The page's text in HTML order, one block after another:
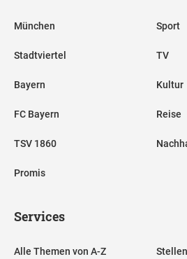
München
Stadtviertel
Bayern
FC Bayern
TSV 1860
Promis
Sport
TV
Kultur
Reise
Services
Alle Themen von A-Z